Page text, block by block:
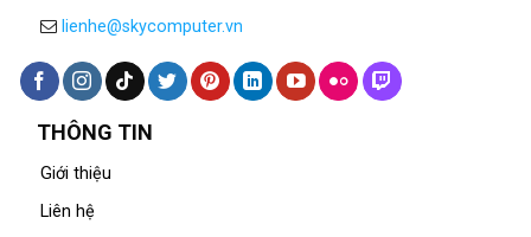
lienhe@skycomputer.vn
THÔNG TIN
Giới thiệu
Liên hệ